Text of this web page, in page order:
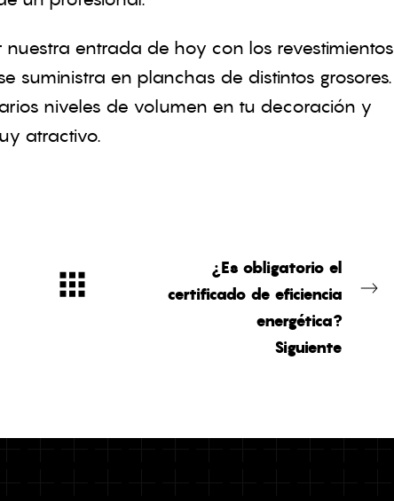
entrada de hoy con los revestimientos
suministra en planchas de distintos grosores.
niveles de volumen en tu decoración y
atractivo.
¿Es obligatorio el
certificado de eficiencia
energética?
Siguiente